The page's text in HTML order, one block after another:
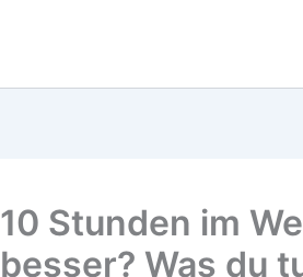
10 Stunden im
besser? Was du